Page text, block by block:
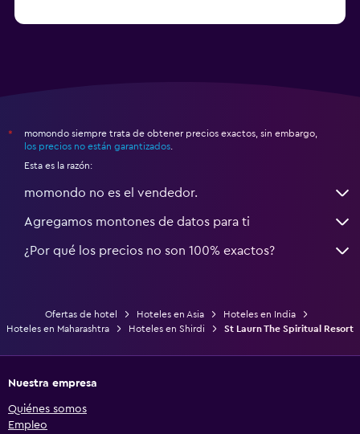
*
momondo siempre trata de obtener precios exactos, sin embargo,
los precios no están garantizados
Esta es la razón:
momondo no es el vendedor.
Agregamos montones de datos para ti
¿Por qué los precios no son 100% exactos?
Ofertas de hotel Hoteles en Asia
Hoteles en India
Hoteles en Maharashtra
Hoteles en Shirdi St Laurn The Spiritual Resort
Nuestra empresa
Quiénes somos
Empleo